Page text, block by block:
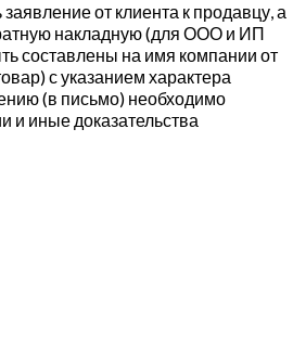
от клиента к продавцу, а
накладную (для ООО и ИП
составлены на имя компании от
с указанием характера
(в письмо) необходимо
и иные доказательства